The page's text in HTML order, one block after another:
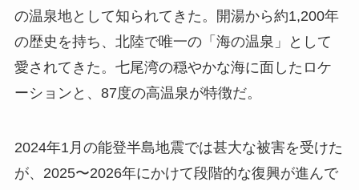
の温泉地として知られてきた。開湯から約1,200年
の歴史を持ち、北陸で唯一の「海の温泉」として
愛されてきた。七尾湾の穏やかな海に面したロケ
ーションと、87度の高温泉が特徴だ。
2024年1月の能登半島地震では甚大な被害を受けた
が、2025〜2026年にかけて段階的な復興が進んで